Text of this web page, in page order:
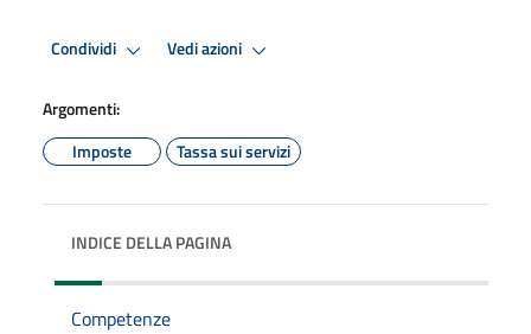
Condividi Vedi azioni
Argomenti:
Imposte
Tassa sui servizi
INDICE DELLA PAGINA
Competenze